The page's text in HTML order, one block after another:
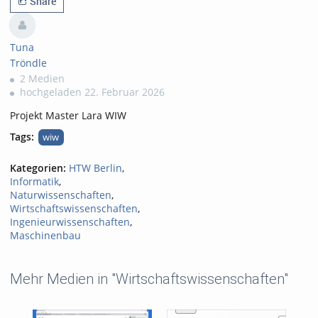
Tuna
Tröndle
2 Medien
hochgeladen 22. Februar 2026
Projekt Master Lara WIW
Tags:
wiw
Kategorien: HTW Berlin,
Informatik,
Naturwissenschaften,
Wirtschaftswissenschaften,
Ingenieurwissenschaften,
Maschinenbau
Mehr Medien in "Wirtschaftswissenschaften"